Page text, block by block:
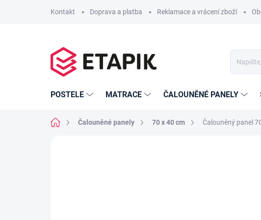
Kontakt Doprava a platba Reklamace a vrácení zboží
POSTELE MATRACE ČALOUNĚNÉ PANELY
Domů Čalouněné panely 70 x 40 cm Čalouněný panel